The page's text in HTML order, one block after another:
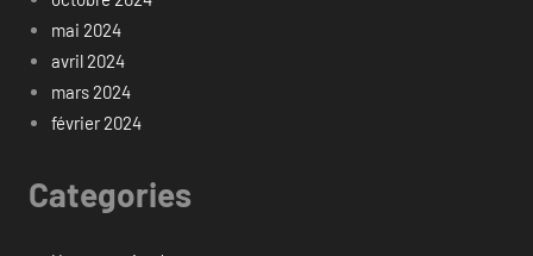
mai 2024
avril 2024
mars 2024
février 2024
Categories